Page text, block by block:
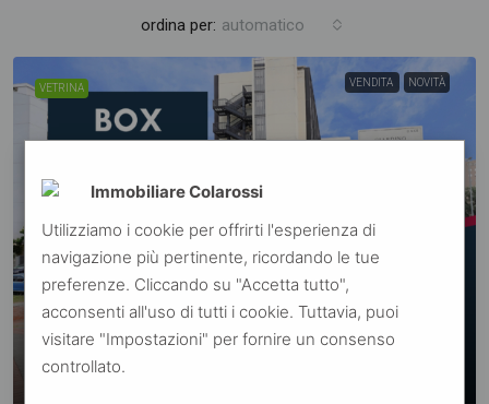
ordina per: automatico
VETRINA VENDITA NOVITÀ
€59.000
Immobiliare Colarossi
Utilizziamo i cookie per offrirti l'esperienza di
navigazione più pertinente, ricordando le tue
preferenze. Cliccando su "Accetta tutto",
acconsenti all'uso di tutti i cookie. Tuttavia, puoi
visitare "Impostazioni" per fornire un consenso
controllato.